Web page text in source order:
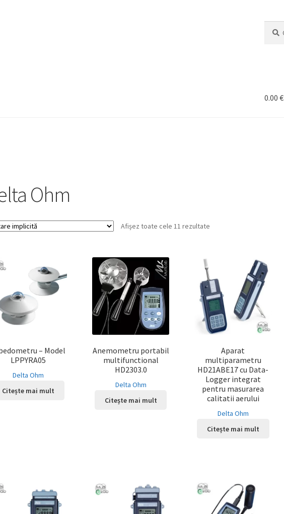
după:
0.00 €
Ohm
Afișez toate cele 11 rezultate
– Model
LPPYRA05
Delta Ohm
Citește mai mult
Anemometru portabil
multifunctional
HD2303.0
Delta Ohm
Citește mai mult
Aparat
multiparametru
HD21ABE17 cu Data-
Logger integrat
pentru masurarea
calitatii aerului
Delta Ohm
Citește mai mult